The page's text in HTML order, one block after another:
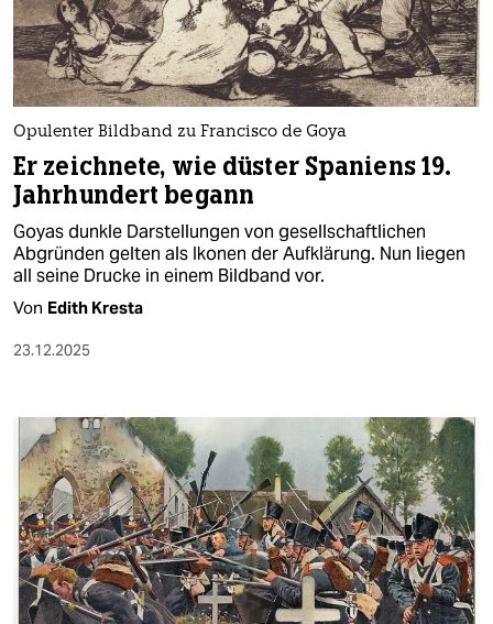
nord
wahrheit
verlag
verlag
veranstaltungen
shop
abo
genossenschaft
epaper login
Opulenter Bildband zu Francisco de Goya
Er zeichnete, wie düster Spaniens 19.
Jahrhundert begann
Goyas dunkle Darstellungen von gesellschaftlichen
Abgründen gelten als Ikonen der Aufklärung. Nun liegen
all seine Drucke in einem Bildband vor.
Von Edith Kresta
23.12.2025